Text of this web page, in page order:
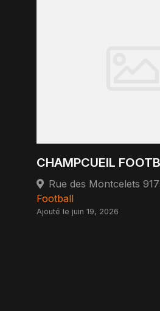
CHAMPCUEIL
Rue des Montcelets
Football
Ajouté le juin 19, 2026